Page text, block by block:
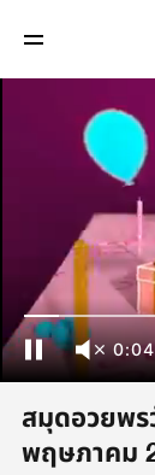
0:04
สมุดอวยพร
พฤษภาคม